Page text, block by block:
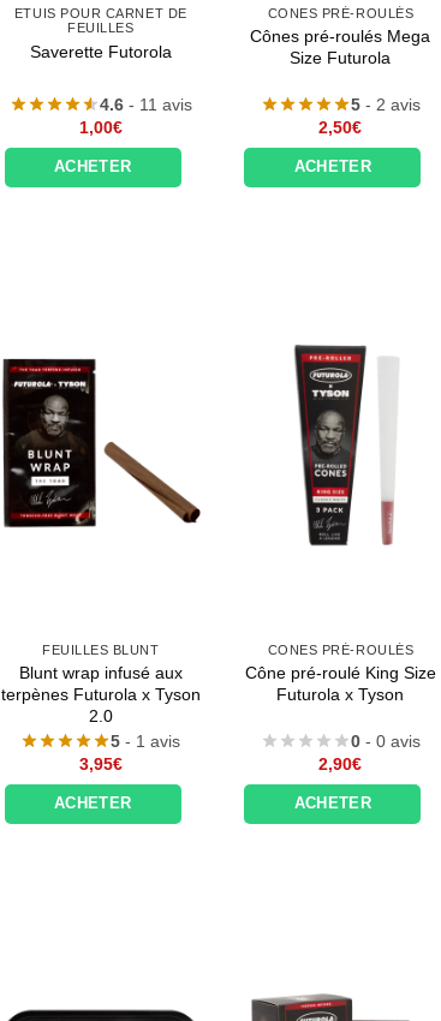
ETUIS POUR CARNET DE
FEUILLES
Saverette Futorola
4.6- 11 avis
1,00€
ACHETER
CONES PRÉ-ROULÉS
Cônes pré-roulés Mega
Size Futurola
5- 2 avis
2,50€
ACHETER
FEUILLES BLUNT
Blunt wrap infusé aux
terpènes Futurola x Tyson
2.0
5 - 1 avis
3,95€
ACHETER
CONES PRÉ-ROULÉS
Cône pré-roulé King Size
Futurola x Tyson
0- 0 avis
2,90€
ACHETER